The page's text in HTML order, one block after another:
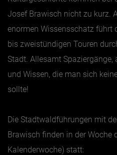
Josef Brawisch nicht zu kurz.
enormen Wissensschatz führt
bis zweistündigen Touren
Stadt. Allesamt
und Wissen, die man sich
sollte!
Die Stadtwaldführungen mit
Brawisch finden in der Woche
Kalenderwoche) statt: